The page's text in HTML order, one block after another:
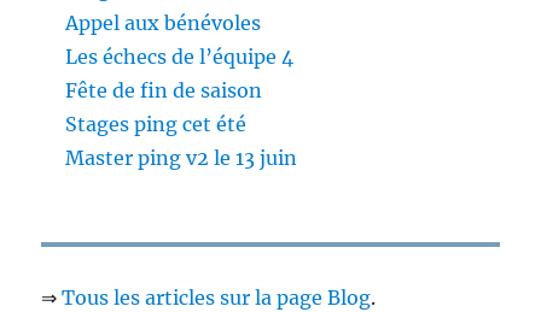
Appel aux bénévoles
Les échecs de l’équipe 4
Fête de fin de saison
Stages ping cet été
Master ping v2 le 13 juin
⇒Tous les articles sur la page Blog.